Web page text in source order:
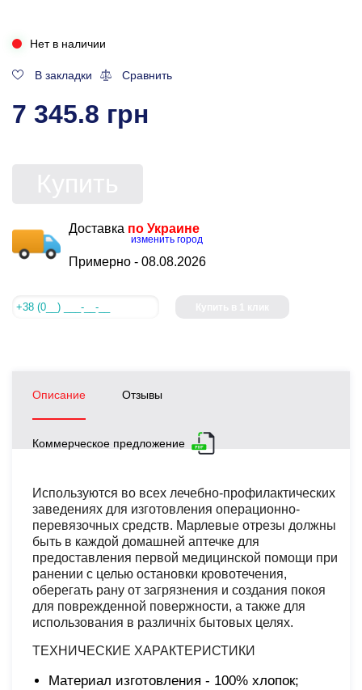
Нет в наличии
В закладки Сравнить
7 345.8 грн
Доставка по Украине
изменить город
Примерно - 08.08.2026
Описание Отзывы
Коммерческое предложение
Используются во всех лечебно-профилактических
заведениях для изготовления операционно-
перевязочных средств. Марлевые отрезы должны
быть в каждой домашней аптечке для
предоставления первой медицинской помощи при
ранении с целью остановки кровотечения,
оберегать рану от загрязнения и создания покоя
для поврежденной повержности, а также для
использования в различніх бытовых целях.
ТЕХНИЧЕСКИЕ ХАРАКТЕРИСТИКИ
Материал изготовления - 100% хлопок;